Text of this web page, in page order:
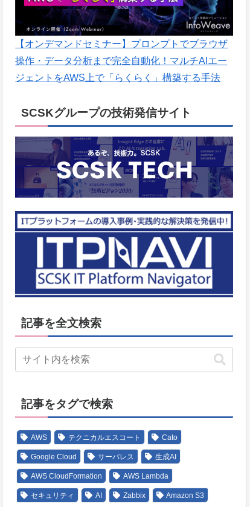
【オンデマンドセミナー】プロンプトでブラウザ
操作・データ分析まで完全自動化！マルチAIエー
ジェントをAWS上で「らくらく」構築する手法
SCSKグループの技術発信サイト
記事を全文検索
記事をタグで検索
AWS テクニカルエスコート Cato
Google Cloud サーバレス 生成AI
AWS CloudFormation AWS Lambda
セキュリティ AI Zabbix Amazon S3